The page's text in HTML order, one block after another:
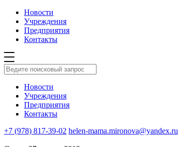
Новости
Учреждения
Предприятия
Контакты
Новости
Учреждения
Предприятия
Контакты
+7 (978) 817-39-02 helen-mama.mironova@yandex.ru